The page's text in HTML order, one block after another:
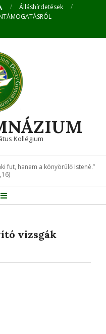
Álláshírdetések
Kollégium
fut, hanem a könyörülő Istené.”
vizsgák